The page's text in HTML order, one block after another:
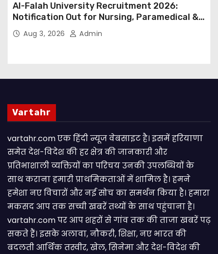
Al-Falah University Recruitment 2026:
Notification Out for Nursing, Paramedical &
Supporting Staff Posts, Apply Through Email
Aug 3, 2026 Admin
Vartahr
vartahr.com एक हिंदी न्यूज वेबसाइट है। इसमें हरियाणा
समेत देश-विदेश की हर क्षेत्र की जानकारी और
प्रतिभाशाली व्यक्तियों का परिचय उनकी उपलब्धियों के
साथ कराना हमारी प्राथमिकताओं में शामिल है। हमने
हमेशा नए विचारों और नई सोच का समर्थन किया है। हमारा
मकसद आप तक सच्ची खबरें तथ्यों के साथ पहुंचाना है।
vartahr.com पर आप शहरों से गांव तक की ताजा खबरें पढ़
सकते हैं। इसके अलावा, नौकरी, शिक्षा, नए भारत की
बदलती आर्थिक तस्वीर, खेल, सिनेमा और देश-विदेश की